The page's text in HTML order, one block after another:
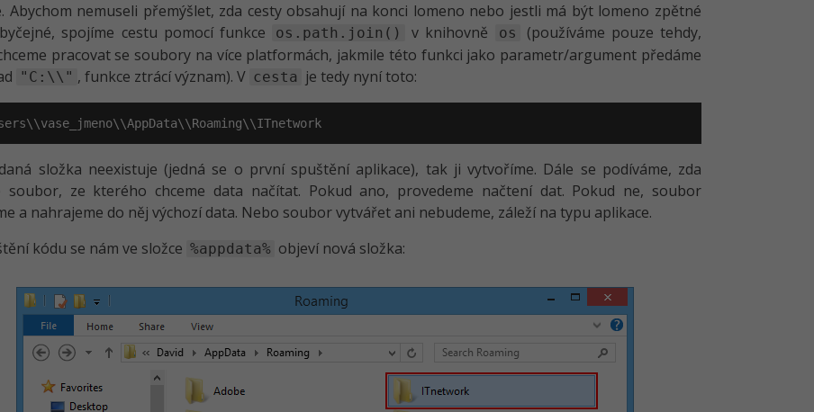
Abychom nemuseli přemýšlet, zda cesty obsahují na konci lomeno nebo jestli má být lomeno zpětné
spojíme cestu pomocí funkce
os.path.join() v knihovně os
(používáme pouze tehdy,
pracovat se soubory na více platformách, jakmile této funkci jako parametr/argument předáme
"C:\\" , funkce ztrácí význam). V cesta je tedy nyní toto:
složka neexistuje (jedná se o první spuštění aplikace), tak ji vytvoříme. Dále se podíváme, zda
soubor, ze kterého chceme data načítat. Pokud ano, provedeme načtení dat. Pokud ne, soubor
a nahrajeme do něj výchozí data. Nebo soubor vytvářet ani nebudeme, záleží na typu aplikace.
kódu se nám ve složce %appdata% objeví nová složka: